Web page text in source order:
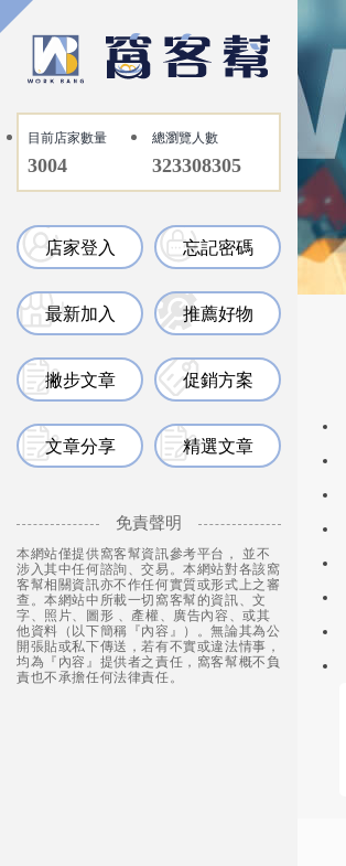
目前店家數量
3004
總瀏覽人數
323308305
店家登入 忘記密碼
最新加入 推薦好物
撇步文章 促銷方案
文章分享 精選文章
免責聲明
本網站僅提供窩客幫資訊參考平台， 並不
涉入其中任何諮詢、交易。本網站對各該窩
客幫相關資訊亦不作任何實質或形式上之審
查。本網站中所載一切窩客幫的資訊、文
字、照片、圖形 、產權、廣告內容、或其
他資料（以下簡稱『內容』）。無論其為公
開張貼或私下傳送，若有不實或違法情事，
均為『內容』提供者之責任，窩客幫概不負
責也不承擔任何法律責任。